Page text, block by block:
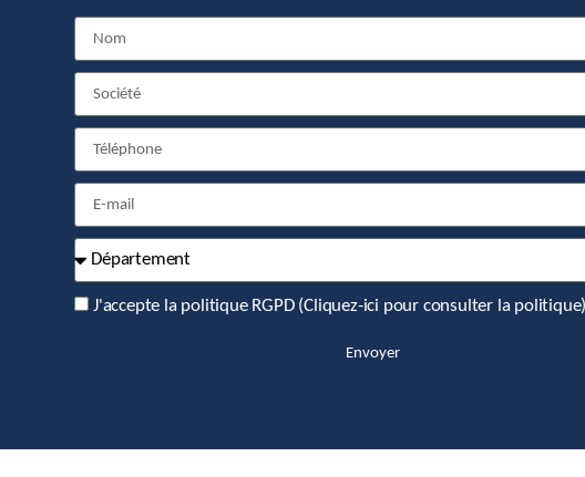
J'accepte la politique RGPD (Cliquez-ici pour consulter la politique)
Envoyer